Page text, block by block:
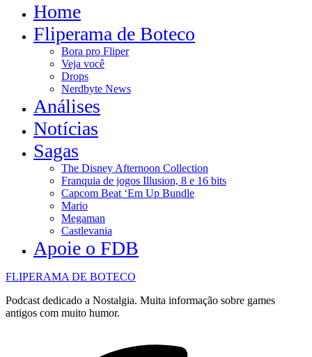
Home
Fliperama de Boteco
Bora pro Fliper
Veja você
Drops
Nerdbyte News
Análises
Notícias
Sagas
The Disney Afternoon Collection
Franquia de jogos Illusion, 8 e 16 bits
Capcom Beat ‘Em Up Bundle
Mario
Megaman
Castlevania
Apoie o FDB
FLIPERAMA DE BOTECO
Podcast dedicado a Nostalgia. Muita informação sobre games
antigos com muito humor.